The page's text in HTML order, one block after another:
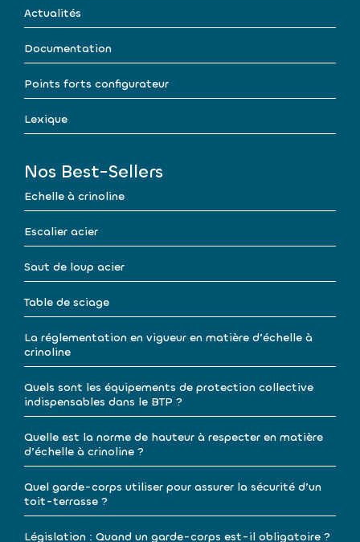
Actualités
Documentation
Points forts configurateur
Lexique
Nos Best-Sellers
Echelle à crinoline
Escalier acier
Saut de loup acier
Table de sciage
La réglementation en vigueur en matière d’échelle à
crinoline
Quels sont les équipements de protection collective
indispensables dans le BTP ?
Quelle est la norme de hauteur à respecter en matière
d’échelle à crinoline ?
Quel garde-corps utiliser pour assurer la sécurité d’un
toit-terrasse ?
Législation : Quand un garde-corps est-il obligatoire ?